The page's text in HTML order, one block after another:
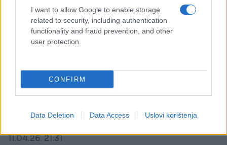
I want to allow Google to enable storage
related to security, including authentication
functionality and fraud prevention, and other
user protection.
CONFIRM
Data Deletion Data Access Uslovi korištenja
SVIJET
11.04.26. 21:31